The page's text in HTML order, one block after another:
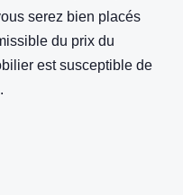
serez bien placés
du prix du
est susceptible de